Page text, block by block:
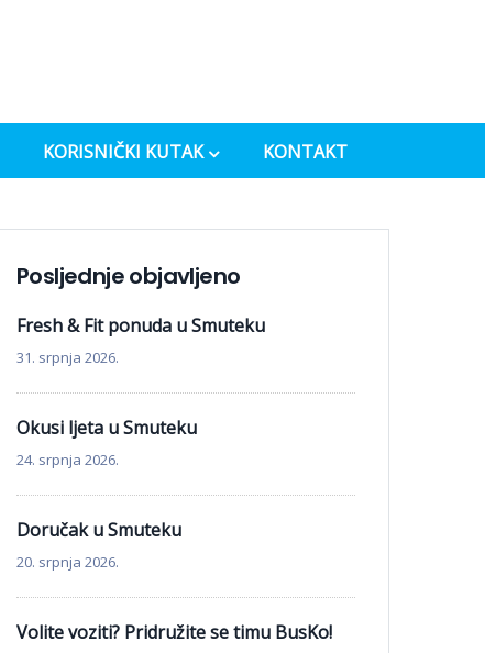
KORISNIČKI KUTAK KONTAKT
Posljednje objavljeno
Fresh & Fit ponuda u Smuteku
31. srpnja 2026.
Okusi ljeta u Smuteku
24. srpnja 2026.
Doručak u Smuteku
20. srpnja 2026.
Volite voziti? Pridružite se timu BusKo!